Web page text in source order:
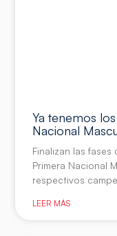
Ya tenemos
Nacional
Finalizan las fases
Primera Nacional
respectivos
LEER MÁS